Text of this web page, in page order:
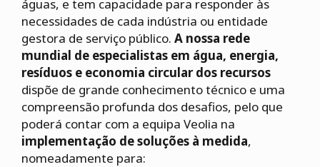
águas, e tem capacidade para responder às
necessidades de cada indústria ou entidade
gestora de serviço público. A nossa rede
mundial de especialistas em água, energia,
resíduos e economia circular dos recursos
dispõe de grande conhecimento técnico e uma
compreensão profunda dos desafios, pelo que
poderá contar com a equipa Veolia na
implementação de soluções à medida,
nomeadamente para: